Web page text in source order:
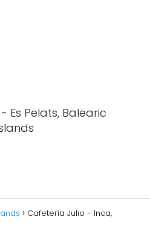
Es Pelats, Balearic
Cafetería Julio - Inca,